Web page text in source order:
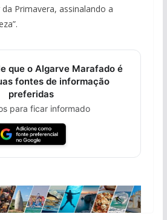
Primavera, assinalando a
que o Algarve Marafado é
fontes de informação
preferidas
para ficar informado